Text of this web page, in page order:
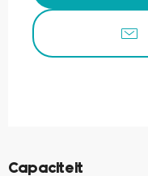
Capaciteit